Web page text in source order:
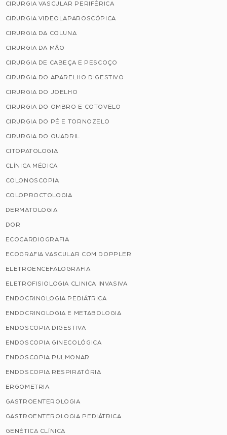
CIRURGIA VASCULAR PERIFÉRICA
CIRURGIA VIDEOLAPAROSCÓPICA
CIRURGIA DA COLUNA
CIRURGIA DA MÃO
CIRURGIA DE CABEÇA E PESCOÇO
CIRURGIA DO APARELHO DIGESTIVO
CIRURGIA DO JOELHO
CIRURGIA DO OMBRO E COTOVELO
CIRURGIA DO PÉ E TORNOZELO
CIRURGIA DO QUADRIL
CITOPATOLOGIA
CLÍNICA MÉDICA
COLONOSCOPIA
COLOPROCTOLOGIA
DERMATOLOGIA
DOR
ECOCARDIOGRAFIA
ECOGRAFIA VASCULAR COM DOPPLER
ELETROENCEFALOGRAFIA
ELETROFISIOLOGIA CLINICA INVASIVA
ENDOCRINOLOGIA PEDIÁTRICA
ENDOCRINOLOGIA E METABOLOGIA
ENDOSCOPIA DIGESTIVA
ENDOSCOPIA GINECOLÓGICA
ENDOSCOPIA PULMONAR
ENDOSCOPIA RESPIRATÓRIA
ERGOMETRIA
GASTROENTEROLOGIA
GASTROENTEROLOGIA PEDIÁTRICA
GENÉTICA CLÍNICA